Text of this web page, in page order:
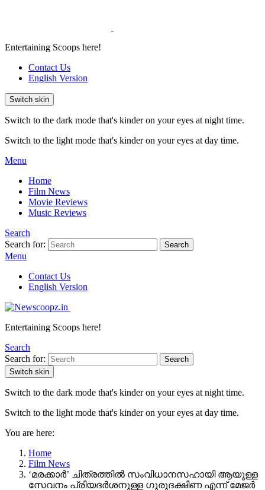
Entertaining Scoops here!
Contact Us
English Version
Switch skin
Switch to the dark mode that's kinder on your eyes at night time.
Switch to the light mode that's kinder on your eyes at day time.
Menu
Home
Film News
Movie Reviews
Music Reviews
Search
Search for:
Search
Menu
Contact Us
English Version
Entertaining Scoops here!
Search
Search for:
Search
Switch skin
Switch to the dark mode that's kinder on your eyes at night time.
Switch to the light mode that's kinder on your eyes at day time.
You are here:
Home
Film News
‘മരക്കാർ’ ചിത്രത്തിൽ സംവിധാനസഹായി ആയുള്ള
സേവനം പ്രിയദര്‍ശനുള്ള ഗുരുദക്ഷിണ എന്ന് മേജർ